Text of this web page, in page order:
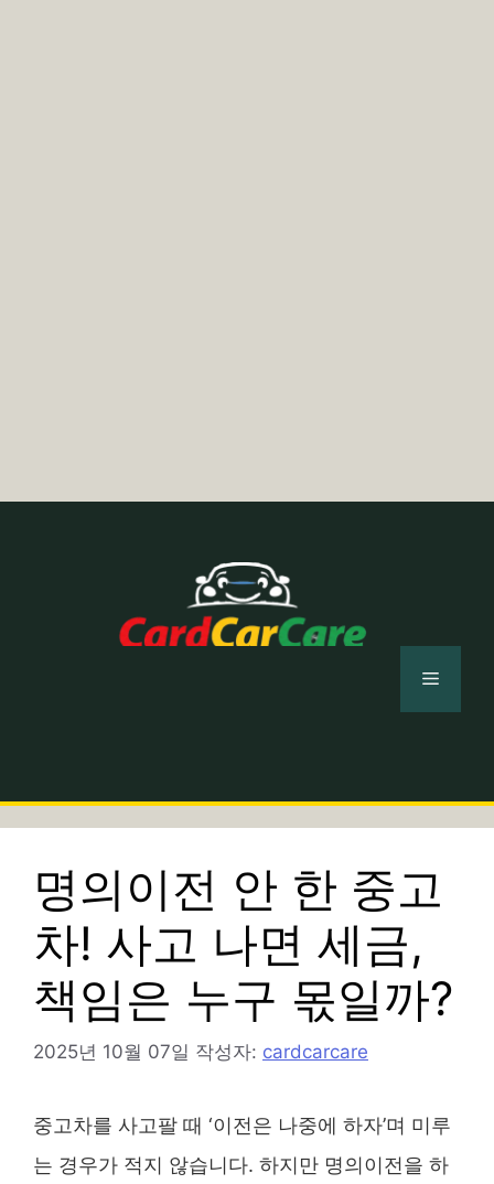
메
명의이전 안 한 중고
차! 사고 나면 세금,
책임은 누구 몫일까?
2025년 10월 07일 작성자: cardcarcare
중고차를 사고팔 때 ‘이전은 나중에 하자’며 미루
는 경우가 적지 않습니다. 하지만 명의이전을 하